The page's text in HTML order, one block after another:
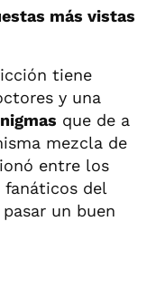
más vistas
tiene
y una
que de a
mezcla de
entre los
del
un buen